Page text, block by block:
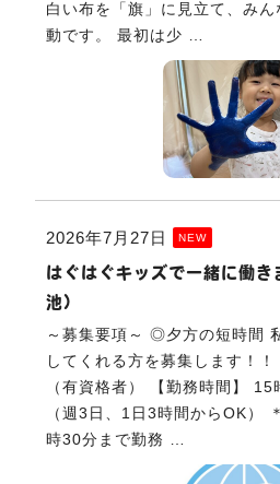
白い布を「旗」に見立て、み
動です。 最初は少 …
2026年7月27日 NEW
はぐはぐキッズで一緒に働き
池）
～募集要項～ ◎夕方の短時間
してくれる方を募集します！
（有資格者） 【勤務時間】
（週3日、1日3時間からOK）
時30分まで勤務 …